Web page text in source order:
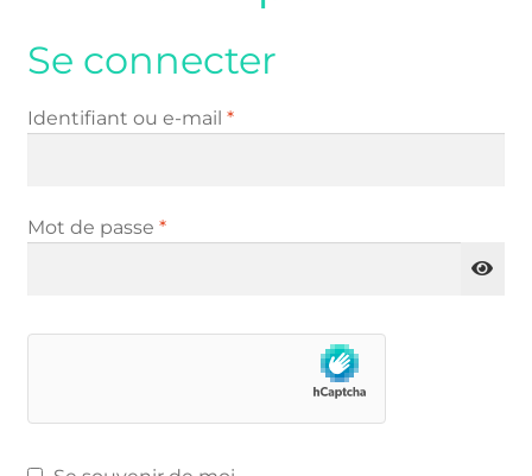
Se connecter
Identifiant ou e-mail *Obligatoire
Mot de passe *Obligatoire